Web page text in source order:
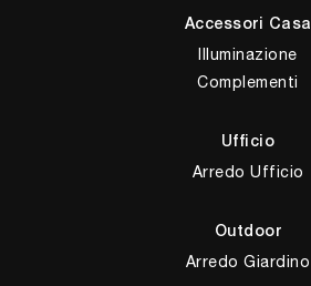
Accessori Casa
Illuminazione
Complementi
Ufficio
Arredo Ufficio
Outdoor
Arredo Giardino